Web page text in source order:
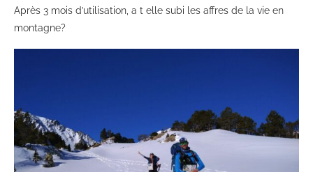
Après 3 mois d’utilisation, a t elle subi les affres de la vie en
montagne?